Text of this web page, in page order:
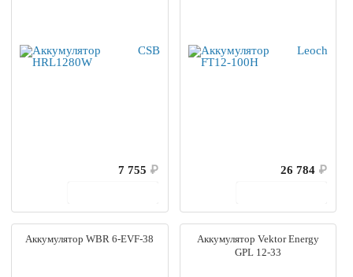
7 755 ₽
26 784 ₽
Аккумулятор WBR 6-EVF-38
Аккумулятор Vektor Energy
GPL 12-33